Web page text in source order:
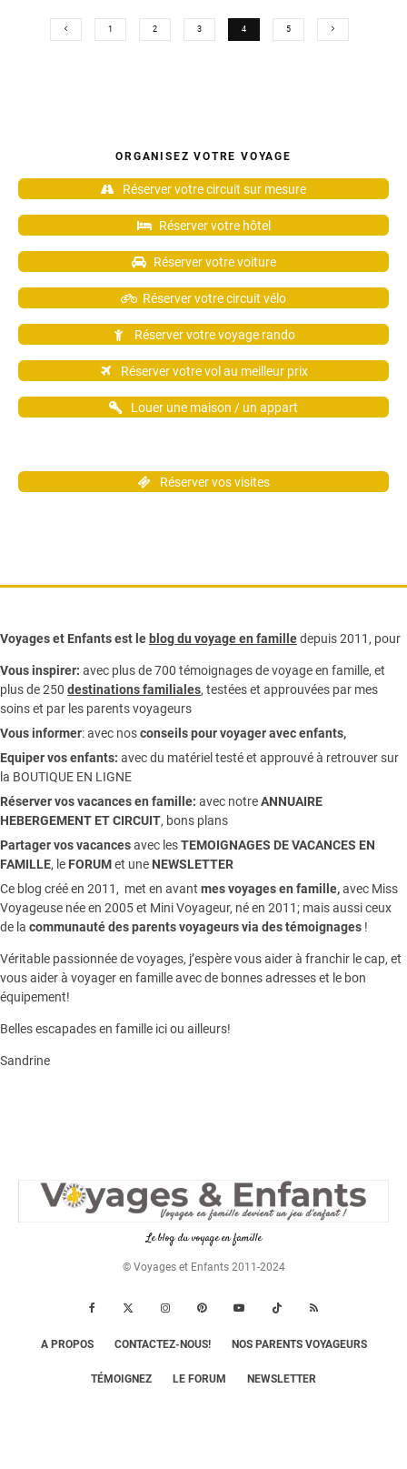
1 2 3 4 5
ORGANISEZ VOTRE VOYAGE
Réserver votre circuit sur mesure
Réserver votre hôtel
Réserver votre voiture
Réserver votre circuit vélo
Réserver votre voyage rando
Réserver votre vol au meilleur prix
Louer une maison / un appart
Réserver vos visites
Voyages et Enfants est le blog du voyage en familledepuis 2011, pour
Vous inspirer: avec plus de 700 témoignages devoyage en famille, et
plus de 250 destinations familiales, testées et approuvées par mes
soins et par les parents voyageurs
Vous informer:avec nosconseils pour voyager avec enfants,
Equiper vos enfants: avec du matériel testé et approuvé à retrouver sur
la BOUTIQUE EN LIGNE
Réserver vos vacances en famille: avec notreANNUAIRE
HEBERGEMENT ET CIRCUIT, bons plans
Partager vos vacancesavec lesTEMOIGNAGES DE VACANCES EN
FAMILLE, le FORUMet une NEWSLETTER
Ce blog créé en 2011, met en avant mes voyages en famille,avec Miss
Voyageuse née en 2005 et Mini Voyageur, né en 2011; mais aussi ceux
de la communauté des parents voyageurs via des témoignages !
Véritable passionnée de voyages, j’espère vous aider à franchir le cap, et
vous aider à voyager en famille avec de bonnes adresses et le bon
équipement!
Belles escapades en famille ici ou ailleurs!
Sandrine
Le blog du voyage en famille
© Voyages et Enfants 2011-2024
A PROPOS CONTACTEZ-NOUS! NOS PARENTS VOYAGEURS
TÉMOIGNEZ LE FORUM NEWSLETTER